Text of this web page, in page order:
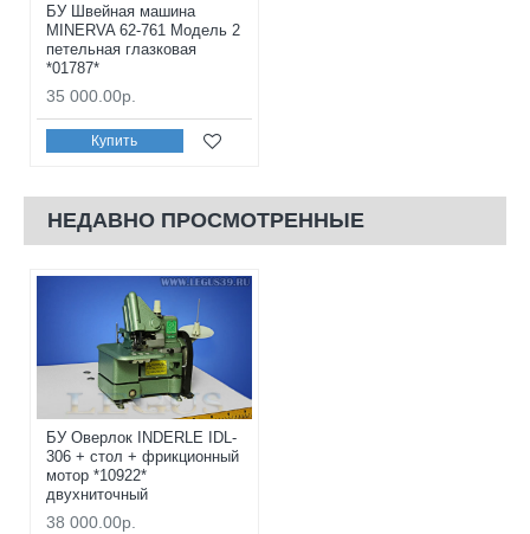
БУ Швейная машина
MINERVA 62-761 Модель 2
петельная глазковая
*01787*
35 000.00р.
Купить
НЕДАВНО ПРОСМОТРЕННЫЕ
БУ Оверлок INDERLE IDL-
306 + стол + фрикционный
мотор *10922*
двухниточный
38 000.00р.